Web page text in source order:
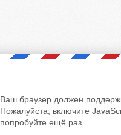
Ваш браузер должен
Пожалуйста, включите
попробуйте ещё раз